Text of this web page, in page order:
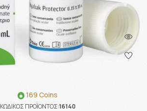
169 Coins
ΚΩΔΙΚΟΣ ΠΡΟΪΟΝΤΟΣ:16140